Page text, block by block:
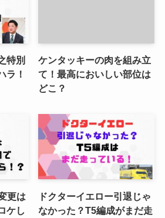
特別
ラ！
ケンタッキーの肉を組み立
て！最高においしい部位は
どこ？
更は
ケし
ドクターイエロー引退じゃ
なかった？T5編成がまだ走